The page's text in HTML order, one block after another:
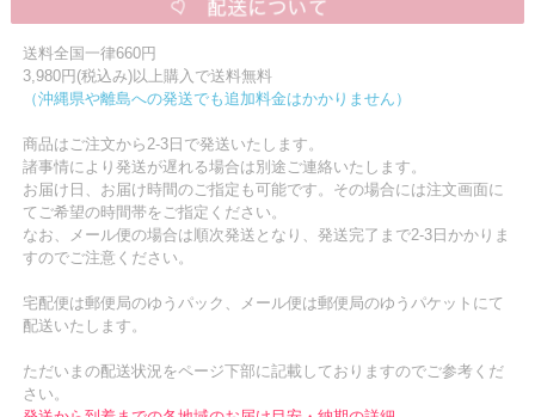
送料全国一律660円
3,980円(税込み)以上購入で送料無料
（沖縄県や離島への発送でも追加料金はかかりません）
商品はご注文から2-3日で発送いたします。
諸事情により発送が遅れる場合は別途ご連絡いたします。
お届け日、お届け時間のご指定も可能です。その場合には注文画面に
てご希望の時間帯をご指定ください。
なお、メール便の場合は順次発送となり、発送完了まで2-3日かかりま
すのでご注意ください。
宅配便は郵便局のゆうパック、メール便は郵便局のゆうパケットにて
配送いたします。
ただいまの配送状況をページ下部に記載しておりますのでご参考くだ
さい。